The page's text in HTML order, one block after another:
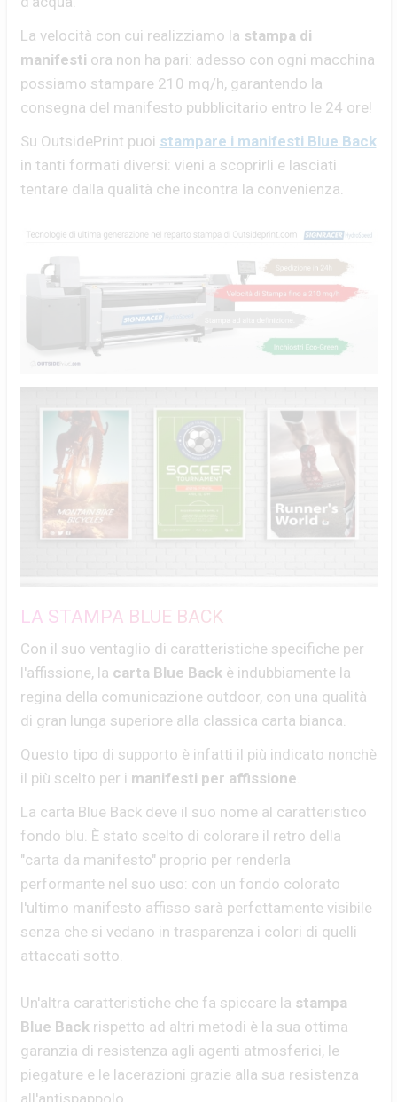
La velocità con cui realizziamo la stampa di
manifesti ora non ha pari: adesso con ogni macchina
possiamo stampare 210 mq/h, garantendo la
consegna del manifesto pubblicitario entro le 24 ore!
Su OutsidePrint puoi stampare i manifesti Blue Back
in tanti formati diversi: vieni a scoprirli e lasciati
tentare dalla qualità che incontra la convenienza.
LA STAMPA BLUE BACK
Con il suo ventaglio di caratteristiche specifiche per
l'affissione, la carta Blue Backè indubbiamente la
regina della comunicazione outdoor, con una qualità
di gran lunga superiore alla classica carta bianca.
Questo tipo di supporto è infatti il più indicato nonchè
il più scelto per i manifesti per affissione.
La carta Blue Back deve il suo nome al caratteristico
fondo blu. È stato scelto di colorare il retro della
"carta da manifesto" proprio per renderla
performante nel suo uso: con un fondo colorato
l'ultimo manifesto affisso sarà perfettamente visibile
senza che si vedano in trasparenza i colori di quelli
attaccati sotto.
Un'altra caratteristiche che fa spiccare la stampa
Blue Backrispetto ad altri metodi è la sua ottima
garanzia di resistenza agli agenti atmosferici, le
piegature e le lacerazioni grazie alla sua resistenza